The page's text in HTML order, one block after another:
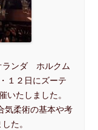
ランダ ホルクム
１２日にズーテ
いたしました。
気柔術の基本や考
た。